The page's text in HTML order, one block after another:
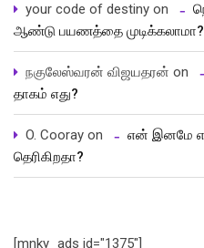
your code of destiny on
ஆண்டு பயணத்தை முடிக்கலாமா?
நகுலேஸ்வரன் விஜயதரன் on
தாகம் எது?
O. Cooray on
என் இனமே
தெரிகிறதா?
[mnky_ads id="1375"]